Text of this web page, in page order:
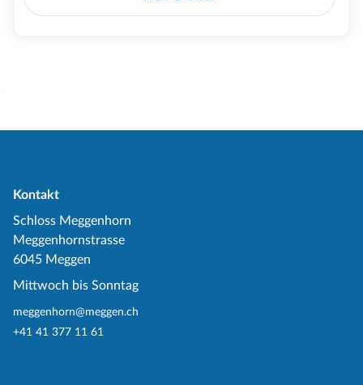
Kontakt
Schloss Meggenhorn
Meggenhornstrasse
6045 Meggen
Mittwoch bis Sonntag
meggenhorn@meggen.ch
+41 41 377 11 61